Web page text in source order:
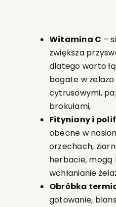
Witamina C –
zwiększa
dlatego warto
bogate w
cytrusowymi,
brokułami,
Fityniany i
obecne w
orzechach,
herbacie, mogą
wchłanianie
Obróbka
gotowanie,